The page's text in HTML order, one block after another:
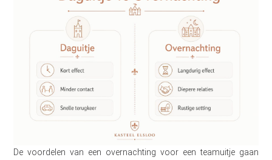
De voordelen van een overnachting voor een teamuitje gaan